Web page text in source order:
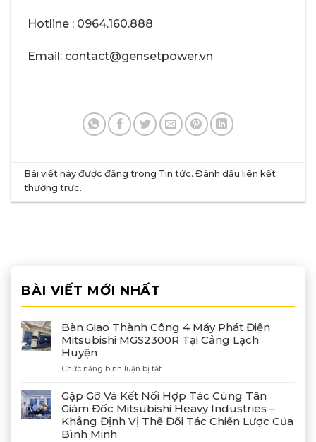
Hotline : 0964.160.888
Email: contact@gensetpower.vn
Bài viết này được đăng trong Tin tức. Đánh dấu liên kết
thường trực.
BÀI VIẾT MỚI NHẤT
Bàn Giao Thành Công 4 Máy Phát Điện
Mitsubishi MGS2300R Tại Cảng Lạch
Huyện
Chức năng bình luận bị tắtở
Giao
Thành
Công
4
Gặp Gỡ Và Kết Nối Hợp Tác Cùng Tân
Giám Đốc Mitsubishi Heavy Industries –
Khẳng Định Vị Thế Đối Tác Chiến Lược Của
Bình Minh